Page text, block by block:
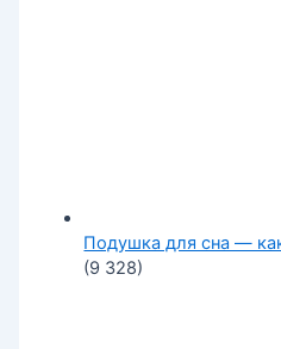
Подушка для сна —
(9 328)